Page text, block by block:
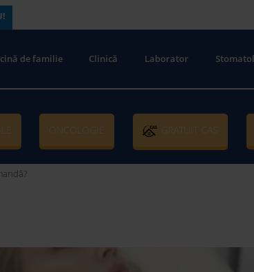
de familie Clinică Laborator
ONCOLOGIE GRATUIT CAS